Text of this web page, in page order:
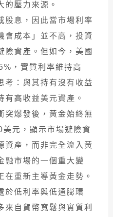
的壓力來源。
股息，因此當市場利率
會成本」並不高，投資
險資產。但如今，美國
，實質利率維持高
考：與其持有沒有收益
有高收益美元資產。
突爆發後，黃金始終無
元，顯示市場避險資
資產，而非完全流入黃
融市場的一個重大變
在重新主導黃金走勢。
於低利率與低通膨環
來自貨幣寬鬆與實質利